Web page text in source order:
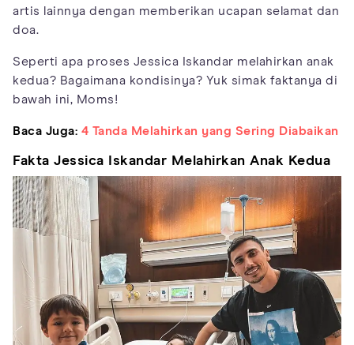
artis lainnya dengan memberikan ucapan selamat dan
doa.
Seperti apa proses Jessica Iskandar melahirkan anak
kedua? Bagaimana kondisinya? Yuk simak faktanya di
bawah ini, Moms!
Baca Juga: 4 Tanda Melahirkan yang Sering Diabaikan
Fakta Jessica Iskandar Melahirkan Anak Kedua